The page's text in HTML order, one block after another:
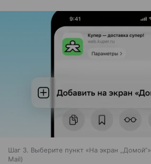
Шаг 3. Выберите пункт «На экран „Домой“»
Mail